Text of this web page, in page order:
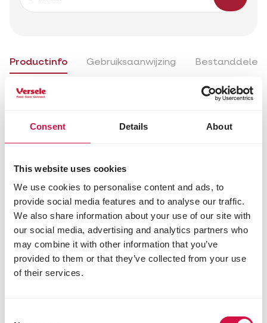
Consent Details About
This website uses cookies
We use cookies to personalise content and ads, to
provide social media features and to analyse our traffic.
We also share information about your use of our site with
our social media, advertising and analytics partners who
may combine it with other information that you’ve
provided to them or that they’ve collected from your use
of their services.
Productinfo Gebruiksaanwijzing Bestanddelen
Beschikbare verpakkingen
2,5 kg (EAN5410340122211)
Productinfo Gebruiksaanwijzing
Gebruiksaanwijzing
Het hele jaar door in een afzonderlijk potje ter
beschikking stellen en dagelijks verversen.